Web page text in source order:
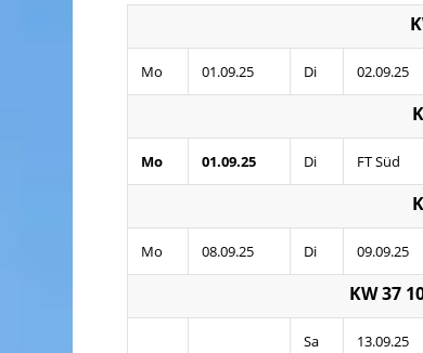
Mo 01.09.25 Di 02.09.25
Mo 01.09.25 Di FT Süd
Mo 08.09.25 Di 09.09.25
KW 37
Sa 13.09.25